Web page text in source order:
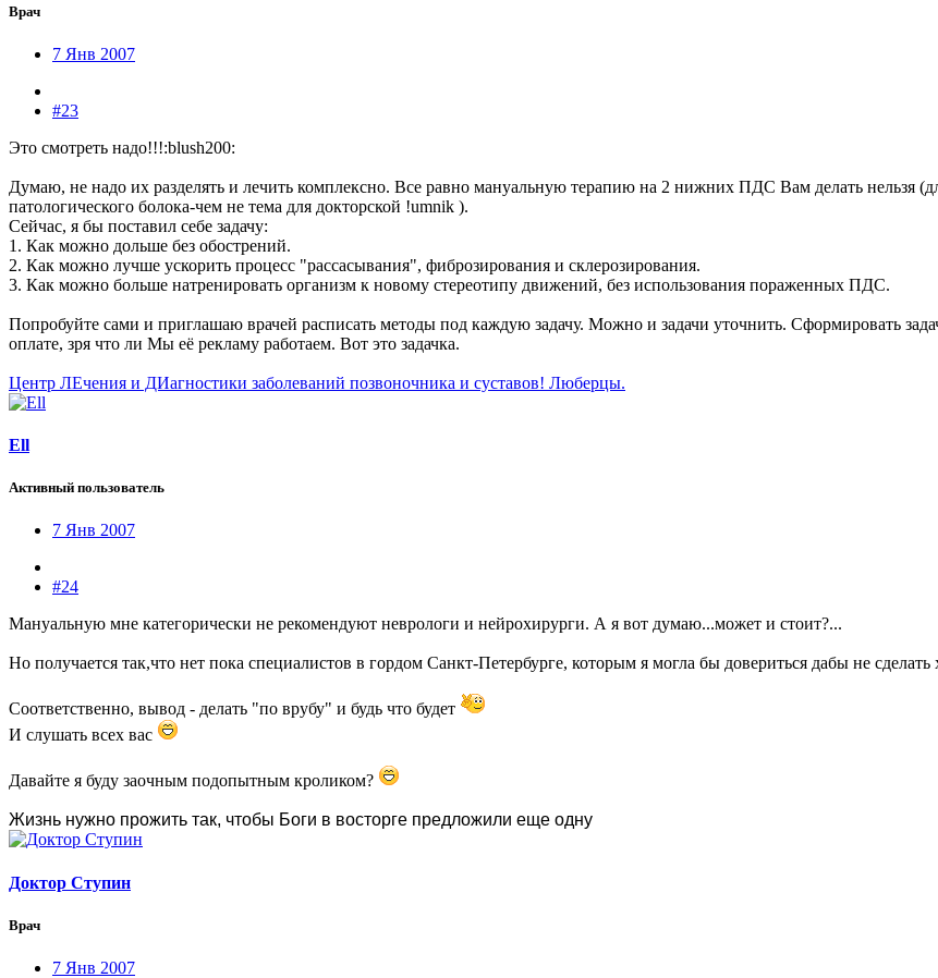
Врач
7 Янв 2007
#23
Это смотреть надо!!!:blush200:
Думаю, не надо их разделять и лечить комплексно. Все равно мануальную терапию на 2 нижних ПДС Вам делать нельзя
патологического болока-чем не тема для докторской !umnik ).
Сейчас, я бы поставил себе задачу:
1. Как можно дольше без обострений.
2. Как можно лучше ускорить процесс "рассасывания", фиброзирования и склерозирования.
3. Как можно больше натренировать организм к новому стереотипу движений, без использования пораженных ПДС.
Попробуйте сами и приглашаю врачей расписать методы под каждую задачу. Можно и задачи уточнить. Сформировать
оплате, зря что ли Мы её рекламу работаем. Вот это задачка.
Центр ЛЕчения и ДИагностики заболеваний позвоночника и суставов! Люберцы.
Ell
Активный пользователь
7 Янв 2007
#24
Мануальную мне категорически не рекомендуют неврологи и нейрохирурги. А я вот думаю...может и стоит?...
Но получается так,что нет пока специалистов в гордом Санкт-Петербурге, которым я могла бы довериться дабы не сделать
Соответственно, вывод - делать "по врубу" и будь что будет
И слушать всех вас
Давайте я буду заочным подопытным кроликом?
Жизнь нужно прожить так, чтобы Боги в восторге предложили еще одну
Доктор Ступин
Врач
7 Янв 2007